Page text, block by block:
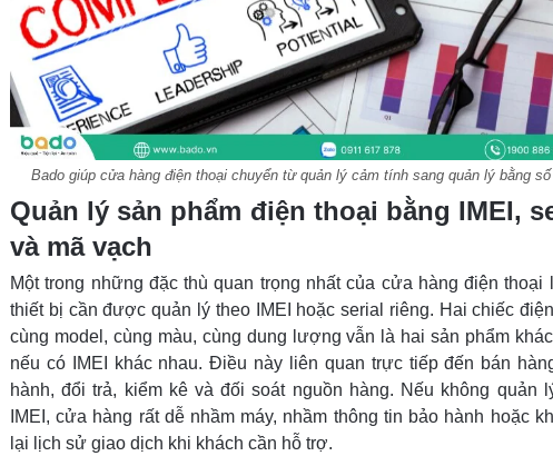
Bado giúp cửa hàng điện thoại chuyển từ quản lý cảm tính sang quản lý bằng
Quản lý sản phẩm điện thoại bằng IMEI,
và mã vạch
Một trong những đặc thù quan trọng nhất của cửa hàng điện thoại
thiết bị cần được quản lý theo IMEI hoặc serial riêng. Hai chiếc
cùng model, cùng màu, cùng dung lượng vẫn là hai sản phẩm
nếu có IMEI khác nhau. Điều này liên quan trực tiếp đến bán
hành, đổi trả, kiểm kê và đối soát nguồn hàng. Nếu không quản
IMEI, cửa hàng rất dễ nhầm máy, nhầm thông tin bảo hành hoặc
lại lịch sử giao dịch khi khách cần hỗ trợ.